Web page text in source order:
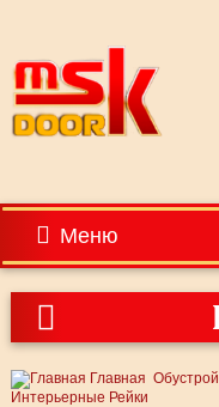
Меню
Главная
Интерьерные Рейки